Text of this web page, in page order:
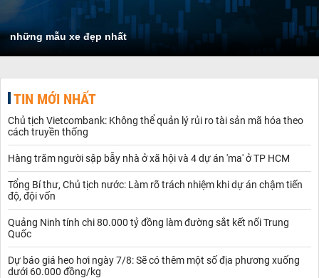
những mẫu xe đẹp nhất
TIN MỚI NHẤT
Chủ tịch Vietcombank: Không thể quản lý rủi ro tài sản mã hóa theo
cách truyền thống
Hàng trăm người sập bẫy nhà ở xã hội và 4 dự án 'ma' ở TP HCM
Tổng Bí thư, Chủ tịch nước: Làm rõ trách nhiệm khi dự án chậm tiến
độ, đội vốn
Quảng Ninh tính chi 80.000 tỷ đồng làm đường sắt kết nối Trung
Quốc
Dự báo giá heo hơi ngày 7/8: Sẽ có thêm một số địa phương xuống
dưới 60.000 đồng/kg